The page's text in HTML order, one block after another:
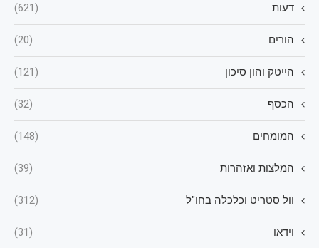
דעות (621)
הורים (20)
הייטק והון סיכון (121)
הכסף (32)
המומחים (148)
המלצות ואזהרות (39)
וול סטריט וכלכלה בחו"ל (312)
וידאו (31)